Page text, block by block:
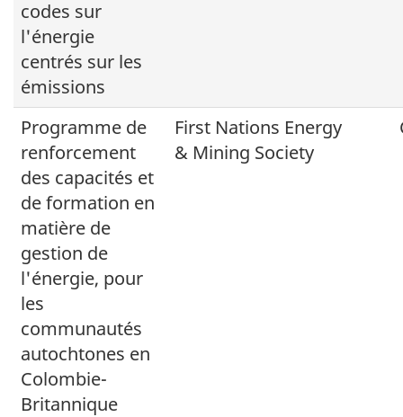
codes sur
l'énergie
centrés sur les
émissions
Programme de
renforcement
des capacités et
de formation en
matière de
gestion de
l'énergie, pour
les
communautés
autochtones en
Colombie-
Britannique
First Nations Energy
& Mining Society